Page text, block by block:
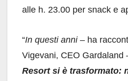
alle h. 23.00 per snack e
“In questi anni – ha
Vigevani, CEO Gardaland
Resort si è trasformato: